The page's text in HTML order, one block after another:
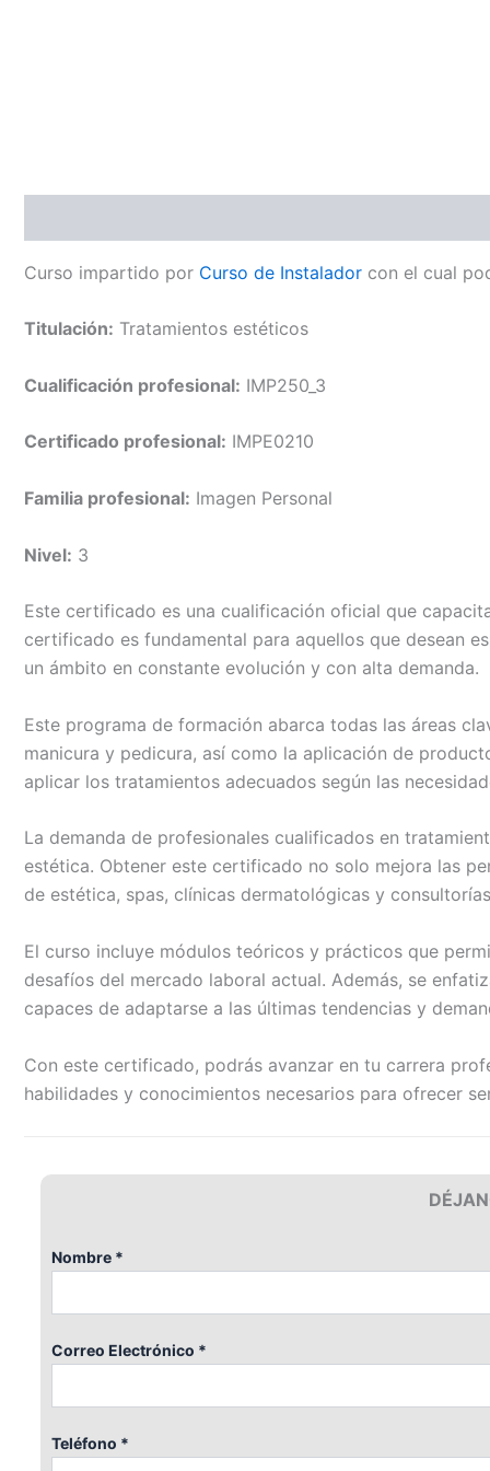
Curso impartido por Curso de Instalador con el cual
Titulación: Tratamientos estéticos
Cualificación profesional: IMP250_3
Certificado profesional: IMPE0210
Familia profesional: Imagen Personal
Nivel: 3
Este certificado es una cualificación oficial que
certificado es fundamental para aquellos que desean
un ámbito en constante evolución y con alta demanda.
Este programa de formación abarca todas las áreas
manicura y pedicura, así como la aplicación de
aplicar los tratamientos adecuados según las
La demanda de profesionales cualificados en
estética. Obtener este certificado no solo mejora las
de estética, spas, clínicas dermatológicas y
El curso incluye módulos teóricos y prácticos que
desafíos del mercado laboral actual. Además, se
capaces de adaptarse a las últimas tendencias y
Con este certificado, podrás avanzar en tu carrera
habilidades y conocimientos necesarios para ofrecer
Nombre *
Correo Electrónico *
Teléfono *